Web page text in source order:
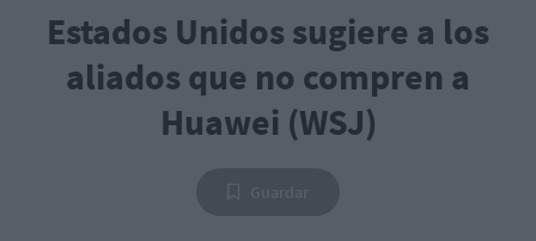
Estados Unidos sugiere a los
aliados que no compren a
Huawei (WSJ)